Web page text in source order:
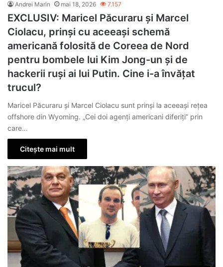
Andrei Marin mai 18, 2026 7.157
EXCLUSIV: Maricel Păcuraru și Marcel
Ciolacu, prinși cu aceeași schemă
americană folosită de Coreea de Nord
pentru bombele lui Kim Jong-un și de
hackerii ruși ai lui Putin. Cine i-a învățat
trucul?
Maricel Păcuraru și Marcel Ciolacu sunt prinși la aceeași rețea
offshore din Wyoming. „Cei doi agenți americani diferiți” prin
care…
Citește mai mult